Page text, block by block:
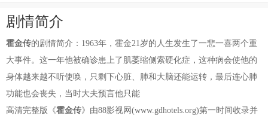
剧情简介
霍金传的剧情简介：1963年，霍金21岁的人生发生了一悲一喜两个重
大事件。这一年他被确诊患上了肌萎缩侧索硬化症，这种病会使他的
身体越来越不听使唤，只剩下心脏、肺和大脑还能运转，最后连心肺
功能也会丧失，当时大夫预言他只能
高清完整版《霍金传》由88影视网(www.gdhotels.org)第一时间收录并